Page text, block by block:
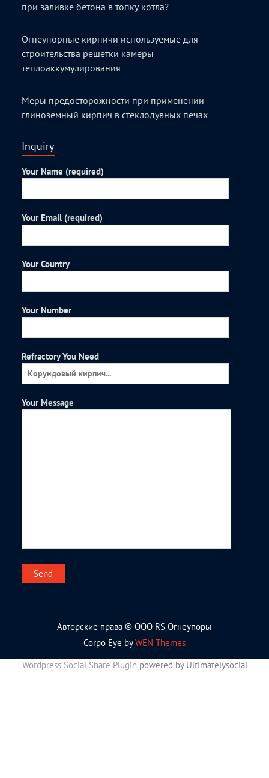
при заливке бетона в топку котла?
Огнеупорные кирпичи используемые для
строительства решетки камеры
теплоаккумулирования
Меры предосторожности при применении
глиноземный кирпич в стеклодувных печах
Inquiry
Your Name (required)
Your Email (required)
Your Country
Your Number
Refractory You Need
Your Message
Авторские права © ООО RS Огнеупоры
Corpo Eye byWEN Themes
Wordpress Social Share Plugin powered by Ultimatelysocial